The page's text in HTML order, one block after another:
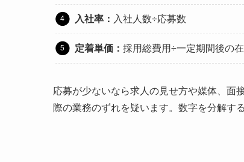
入社率： 入社人数÷応募数
定着単価： 採用総費用÷一定期間後の
応募が少ないなら求人の見せ方や媒体、面
際の業務のずれを疑います。数字を分解す